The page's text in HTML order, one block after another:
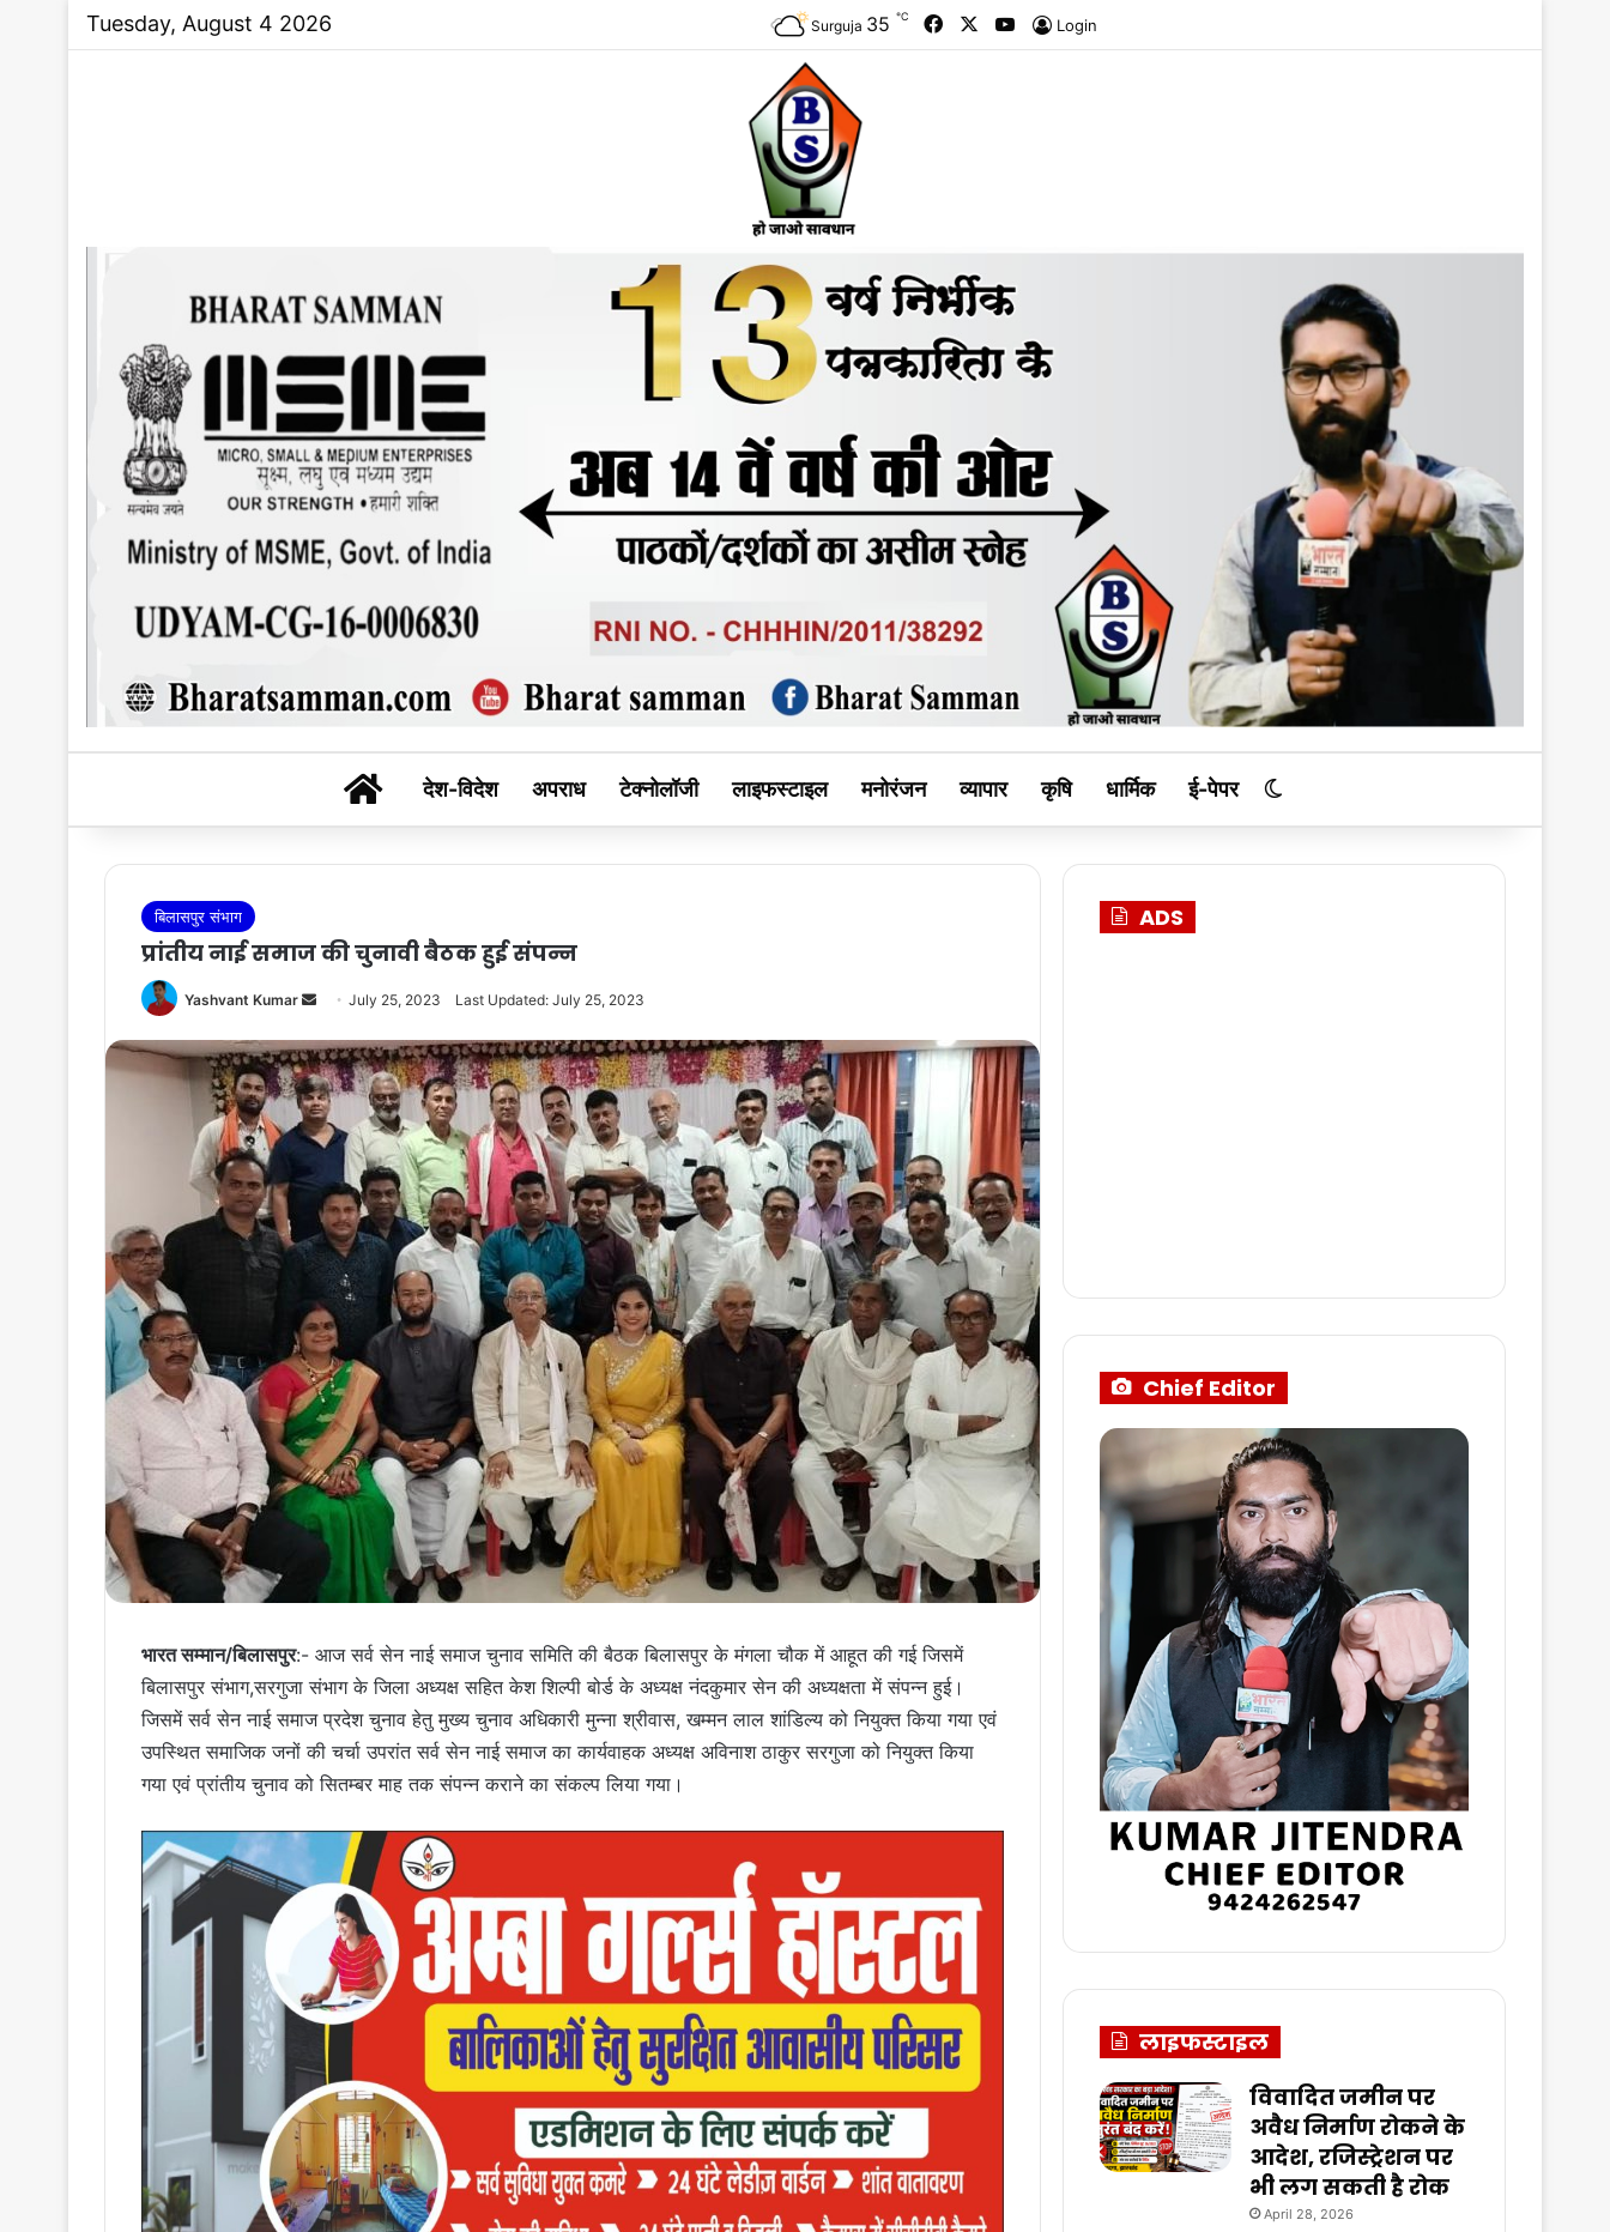
Tuesday, August 4 2026 Surguja 35 ℃ FacebookYouTube
Login
BHARAT SAMMAN
देश-विदेश अपराध टेक्नोलॉजी लाइफस्टाइल मनोरंजन व्यापार कृषि धार्मिक ई-पेपर Switch skin
बिलासपुर संभाग
प्रांतीय नाई समाज की चुनावी बैठक हुई संपन्न
Yashvant Kumar
Send
email
July 25, 2023 Last Updated: July 25, 2023
भारत सम्मान/बिलासपुर:- आज सर्व सेन नाई समाज चुनाव समिति की बैठक बिलासपुर के मंगला चौक में आहूत की गई जिसमें
बिलासपुर संभाग,सरगुजा संभाग के जिला अध्यक्ष सहित केश शिल्पी बोर्ड के अध्यक्ष नंदकुमार सेन की अध्यक्षता में संपन्न हुई।
जिसमें सर्व सेन नाई समाज प्रदेश चुनाव हेतु मुख्य चुनाव अधिकारी मुन्ना श्रीवास, खम्मन लाल शांडिल्य को नियुक्त किया गया एवं
उपस्थित समाजिक जनों की चर्चा उपरांत सर्व सेन नाई समाज का कार्यवाहक अध्यक्ष अविनाश ठाकुर सरगुजा को नियुक्त किया
गया एवं प्रांतीय चुनाव को सितम्बर माह तक संपन्न कराने का संकल्प लिया गया।
ADS
Chief Editor
लाइफस्टाइल
विवादित जमीन पर
अवैध निर्माण रोकने के
आदेश, रजिस्ट्रेशन पर
भी लग सकती है रोक
April 28, 2026